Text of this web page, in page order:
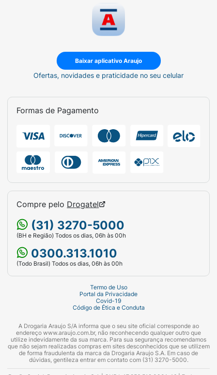
Baixar aplicativo Araujo
Ofertas, novidades e praticidade no seu celular
Formas de Pagamento
Compre pelo Drogatel
(31) 3270-5000
(BH e Região) Todos os dias, 06h às 00h
0300.313.1010
(Todo Brasil) Todos os dias, 06h às 00h
Termo de Uso
Portal da Privacidade
Covid-19
Código de Ética e Conduta
A Drogaria Araujo S/A informa que o seu site oficial corresponde ao
endereço www.araujo.com.br, não reconhecendo qualquer outro que
utilize indevidamente da sua marca. Para sua segurança recomendamos
que não sejam realizadas compras em sites desconhecidos que se utilizem
de forma fraudulenta da marca da Drogaria Araujo S.A. Em caso de
dúvidas, gentileza entrar em contato com (31) 3270-5000.